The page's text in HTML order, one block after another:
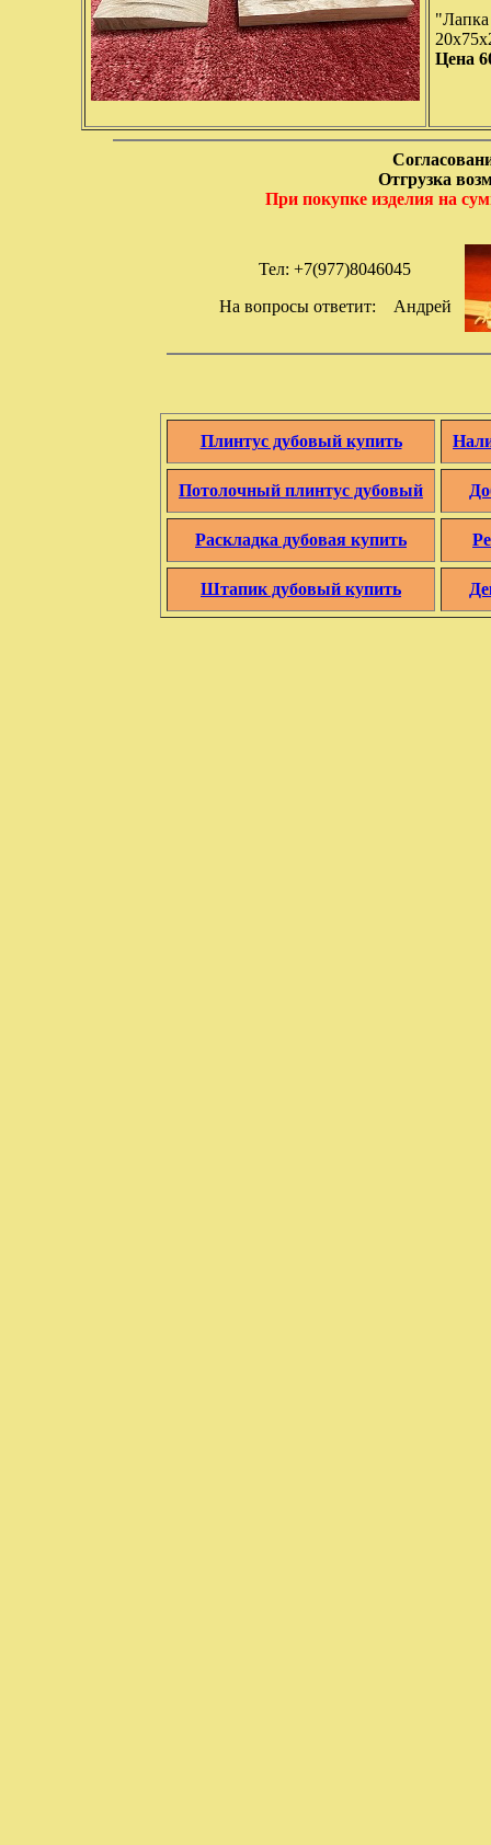
Цена
Отгрузка
При покупке изделия на
Тел: +7(977)8046045
На вопросы ответит: Андрей
Плинтус дубовый купить
Потолочный плинтус дубовый
Раскладка дубовая купить
Штапик дубовый купить